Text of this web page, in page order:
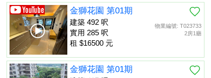
物業編號: T023733
2房1廳
金獅花園 第01期
建築 492 呎
實用 285 呎
租 $16500 元
金獅花園 第01期